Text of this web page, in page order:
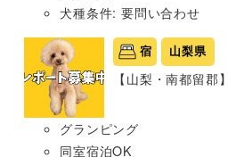
犬種条件: 要問い合わせ
宿 山梨県
【山梨・南都留郡
グランピング
同室宿泊OK